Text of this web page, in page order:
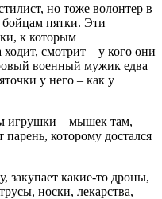
но тоже волонтер в
бойцам пятки. Эти
к которым
смотрит – у кого они
военный мужик едва
у него – как у
игрушки – мышек там,
которому достался
закупает какие-то дроны,
носки, лекарства,